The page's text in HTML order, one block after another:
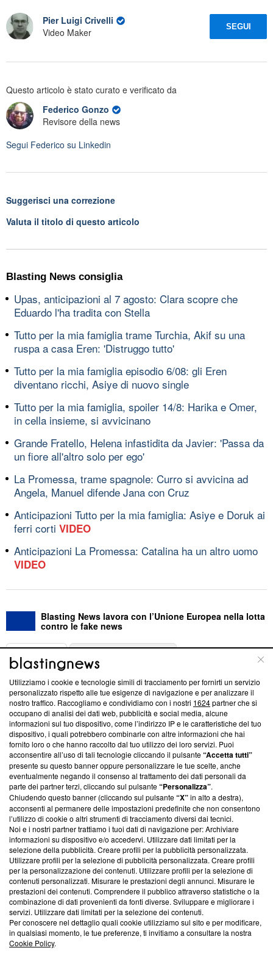
Pier Luigi Crivelli
Video Maker
SEGUI
Questo articolo è stato curato e verificato da
Federico Gonzo
Revisore della news
Segui Federico su Linkedin
Suggerisci una correzione
Valuta il titolo di questo articolo
Blasting News consiglia
Upas, anticipazioni al 7 agosto: Clara scopre che
Eduardo l'ha tradita con Stella
Tutto per la mia famiglia trame Turchia, Akif su una
ruspa a casa Eren: 'Distruggo tutto'
Tutto per la mia famiglia episodio 6/08: gli Eren
diventano ricchi, Asiye di nuovo single
Tutto per la mia famiglia, spoiler 14/8: Harika e Omer,
in cella insieme, si avvicinano
Grande Fratello, Helena infastidita da Javier: 'Passa da
un fiore all'altro solo per ego'
La Promessa, trame spagnole: Curro si avvicina ad
Angela, Manuel difende Jana con Cruz
Anticipazioni Tutto per la mia famiglia: Asiye e Doruk ai
ferri corti VIDEO
Anticipazioni La Promessa: Catalina ha un altro uomo
VIDEO
Blasting News lavora con l’Unione Europea nella lotta
contro le fake news
ABOUT
Questa sezione offre informazioni trasparenti su Blasting
News, sui nostri processi editoriali e su come ci impegniamo a
creare news di qualità. Inoltre, afferma la nostra aderenza a
‘Trust Project - News with Integrity’Blasting News non è
ancora membro del programma, ma ha richiesto di farne
parte; Trust Project non ha ancora effettuato una verifica di
conformità agli standard.
Su di noi
Team editoriale
Corporate
Redazione
Informativa Privacy
Cookie Policy
Blasting SA, IDI CHE-247.845.224, Via Carlo Frasca, 3 - 6900
Lugano (Svizzera) Tel:+39 0690258937
© 2026 Blasting News
Utilizziamo i cookie e tecnologie simili di tracciamento per fornirti un servizio
personalizzato rispetto alle tue esigenze di navigazione e per analizzare il
nostro traffico. Raccogliamo e condividiamo con i nostri 1624partner che si
occupano di analisi dei dati web, pubblicità e social media, alcune
informazioni sul tuo dispositivo, come l’indirizzo IP e le caratteristiche del tuo
dispositivo, i quali potrebbero combinarle con altre informazioni che hai
fornito loro o che hanno raccolto dal tuo utilizzo dei loro servizi. Puoi
acconsentire all’uso di tali tecnologie cliccando il pulsante“Accetta tutti”
presente su questo banner oppure personalizzare le tue scelte, anche
eventualmente negando il consenso al trattamento dei dati personali da
parte dei partner terzi, cliccando sul pulsante“Personalizza”.
Chiudendo questo banner (cliccando sul pulsante“X”in alto a destra),
acconsenti al permanere delle impostazioni predefinite che non consentono
l’utilizzo di cookie o altri strumenti di tracciamento diversi dai tecnici.
Noi e i nostri partner trattiamo i tuoi dati di navigazione per: Archiviare
informazioni su dispositivo e/o accedervi. Utilizzare dati limitati per la
selezione della pubblicità. Creare profili per la pubblicità personalizzata.
Utilizzare profili per la selezione di pubblicità personalizzata. Creare profili
per la personalizzazione dei contenuti. Utilizzare profili per la selezione di
contenuti personalizzati. Misurare le prestazioni degli annunci. Misurare le
prestazioni dei contenuti. Comprendere il pubblico attraverso statistiche o la
combinazione di dati provenienti da fonti diverse. Sviluppare e migliorare i
servizi. Utilizzare dati limitati per la selezione dei contenuti.
Per conoscere nel dettaglio quali cookie utilizziamo sul sito e per modificare,
in qualsiasi momento, le tue preferenze, ti invitiamo a consultare la nostra
Cookie Policy.